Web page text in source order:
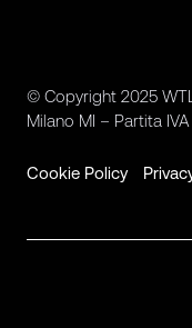
© Copyright 2025 WTL
Milano MI – Partita
Cookie Policy